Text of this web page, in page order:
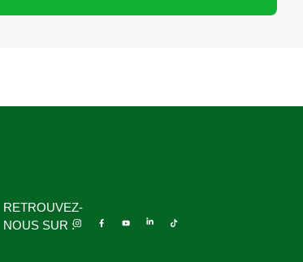
RETROUVEZ-
NOUS SUR :